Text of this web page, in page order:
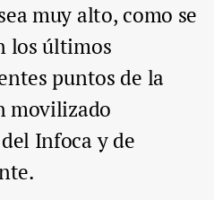
muy alto, como se
los últimos
puntos de la
movilizado
Infoca y de